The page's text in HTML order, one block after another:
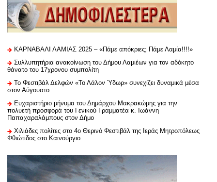
ΚΑΡΝΑΒΑΛΙ ΛΑΜΙΑΣ 2025 – «Πάμε απόκριες; Πάμε Λαμία!!!!»
Συλλυπητήρια ανακοίνωση του Δήμου Λαμιέων για τον αδόκητο
θάνατο του 17χρονου συμπολίτη
Το Φεστιβάλ Δελφών «Το Λάλον Ύδωρ» συνεχίζει δυναμικά μέσα
στον Αύγουστο
Ευχαριστήριo μήνυμα του Δημάρχου Μακρακώμης για την
πολυετή προσφορά του Γενικού Γραμματέα κ. Ιωάννη
Παπαχαραλάμπους στον Δήμο
Χιλιάδες πολίτες στο 4ο Θερινό Φεστιβάλ της Ιεράς Μητροπόλεως
Φθιώτιδος στο Καινούργιο